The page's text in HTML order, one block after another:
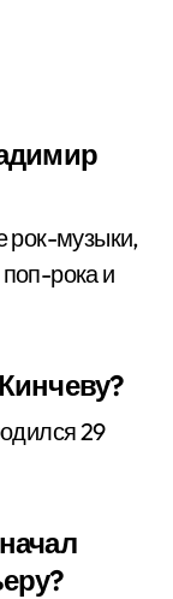
рок-музыки,
рока и
29